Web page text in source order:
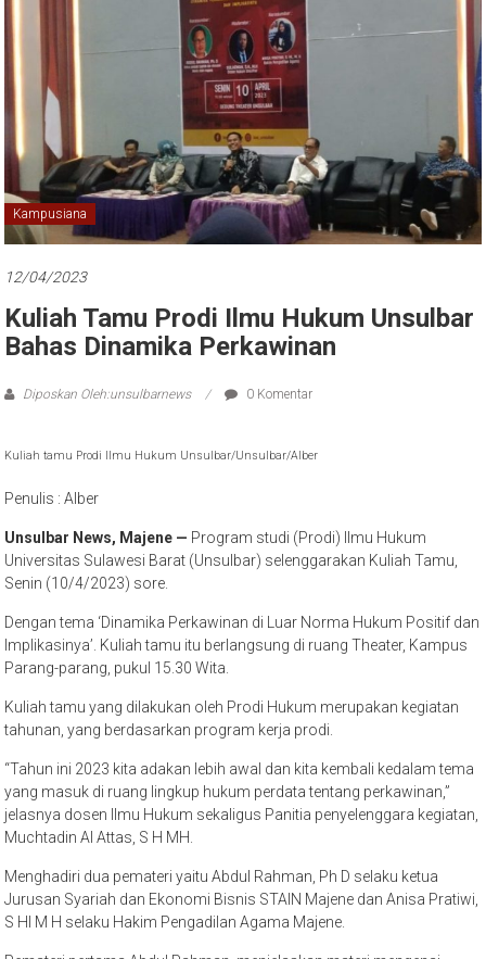
Kampusiana
12/04/2023
Kuliah Tamu Prodi Ilmu Hukum Unsulbar
Bahas Dinamika Perkawinan
Diposkan Oleh:unsulbarnews 0 Komentar
Kuliah tamu Prodi Ilmu Hukum Unsulbar/Unsulbar/Alber
Penulis : Alber
Unsulbar News, Majene — Program studi (Prodi) Ilmu Hukum
Universitas Sulawesi Barat (Unsulbar) selenggarakan Kuliah Tamu,
Senin (10/4/2023) sore.
Dengan tema ‘Dinamika Perkawinan di Luar Norma Hukum Positif dan
Implikasinya’. Kuliah tamu itu berlangsung di ruang Theater, Kampus
Parang-parang, pukul 15.30 Wita.
Kuliah tamu yang dilakukan oleh Prodi Hukum merupakan kegiatan
tahunan, yang berdasarkan program kerja prodi.
“Tahun ini 2023 kita adakan lebih awal dan kita kembali kedalam tema
yang masuk di ruang lingkup hukum perdata tentang perkawinan,”
jelasnya dosen Ilmu Hukum sekaligus Panitia penyelenggara kegiatan,
Muchtadin Al Attas, S H MH.
Menghadiri dua pemateri yaitu Abdul Rahman, Ph D selaku ketua
Jurusan Syariah dan Ekonomi Bisnis STAIN Majene dan Anisa Pratiwi,
S HI M H selaku Hakim Pengadilan Agama Majene.